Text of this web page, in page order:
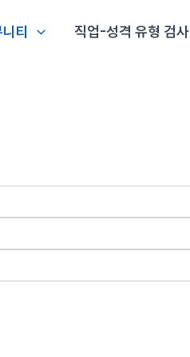
티 직업-성격 유형 검사